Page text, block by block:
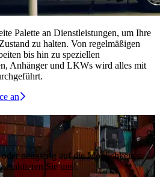
Palette an Dienstleistungen, um Ihre
zu halten. Von regelmäßigen
bis hin zu speziellen
Anhänger und LKWs wird alles mit
an
oder neugierig auf die Möglichkeiten
Sie uns!.